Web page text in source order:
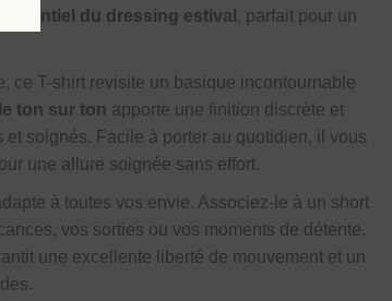
essentiel du dressing estival , parfait pour un
ce T-shirt revisite un basique incontournable
ton sur ton apporte une finition discrète et
soignés. Facile à porter au quotidien, il vous
une allure soignée sans effort.
à toutes vos envie. Associez-le à un short
vos sorties ou vos moments de détente.
une excellente liberté de mouvement et un